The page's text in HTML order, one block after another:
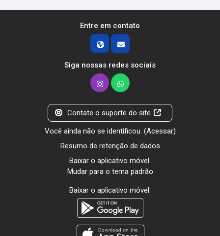
Entre em contato
Siga nossas redes sociais
Contate o suporte do site
Você ainda não se identificou. (Acessar)
Resumo de retenção de dados
Baixar o aplicativo móvel.
Mudar para o tema padrão
Baixar o aplicativo móvel.